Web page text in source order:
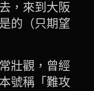
，來到大阪
的（只期望
壯觀，曾經
號稱「難攻